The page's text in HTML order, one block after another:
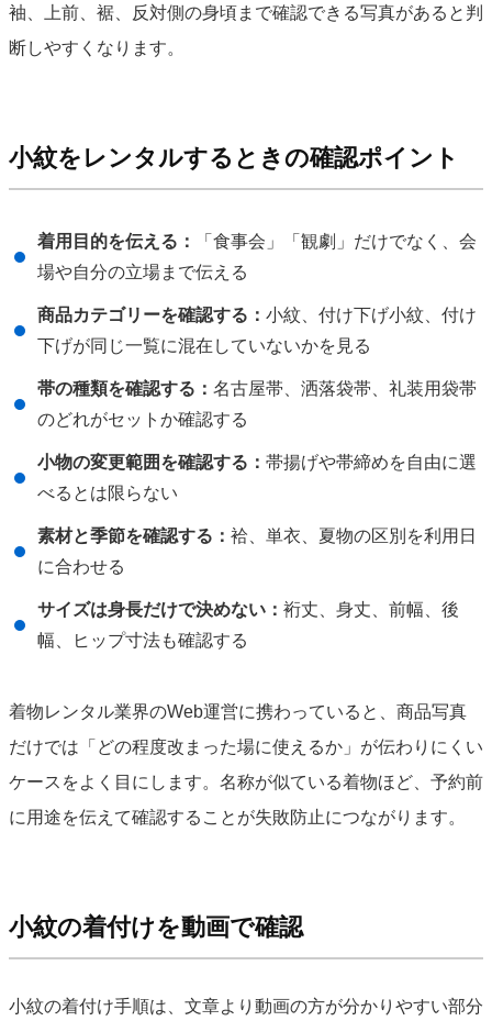
袖、上前、裾、反対側の身頃まで確認できる写真があると判
断しやすくなります。
小紋をレンタルするときの確認ポイント
着用目的を伝える：
「食事会」「観劇」だけでなく、会
場や自分の立場まで伝える
商品カテゴリーを確認する： 小紋、付け下げ小紋、付け
下げが同じ一覧に混在していないかを見る
帯の種類を確認する： 名古屋帯、洒落袋帯、礼装用袋帯
のどれがセットか確認する
小物の変更範囲を確認する： 帯揚げや帯締めを自由に選
べるとは限らない
素材と季節を確認する： 袷、単衣、夏物の区別を利用日
に合わせる
サイズは身長だけで決めない： 裄丈、身丈、前幅、後
幅、ヒップ寸法も確認する
着物レンタル業界のWeb運営に携わっていると、商品写真
だけでは「どの程度改まった場に使えるか」が伝わりにくい
ケースをよく目にします。名称が似ている着物ほど、予約前
に用途を伝えて確認することが失敗防止につながります。
小紋の着付けを動画で確認
小紋の着付け手順は、文章より動画の方が分かりやすい部分